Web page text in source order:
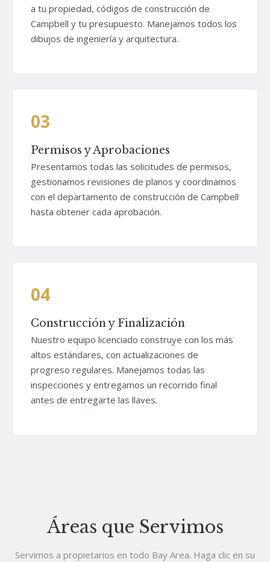
a tu propiedad, códigos de construcción de
Campbell y tu presupuesto. Manejamos todos los
dibujos de ingeniería y arquitectura.
03
Permisos y Aprobaciones
Presentamos todas las solicitudes de permisos,
gestionamos revisiones de planos y coordinamos
con el departamento de construcción de Campbell
hasta obtener cada aprobación.
04
Construcción y Finalización
Nuestro equipo licenciado construye con los más
altos estándares, con actualizaciones de
progreso regulares. Manejamos todas las
inspecciones y entregamos un recorrido final
antes de entregarte las llaves.
Áreas que Servimos
Servimos a propietarios en todo Bay Area. Haga clic en su